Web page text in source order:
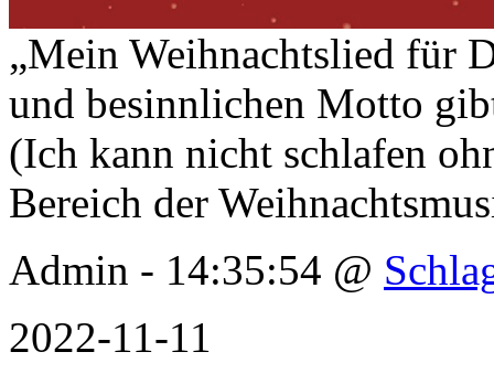
„Mein Weihnachtslied für
und besinnlichen Motto
(Ich kann nicht schlafen
Bereich der
Admin - 14:35:54 @
2022-11-11